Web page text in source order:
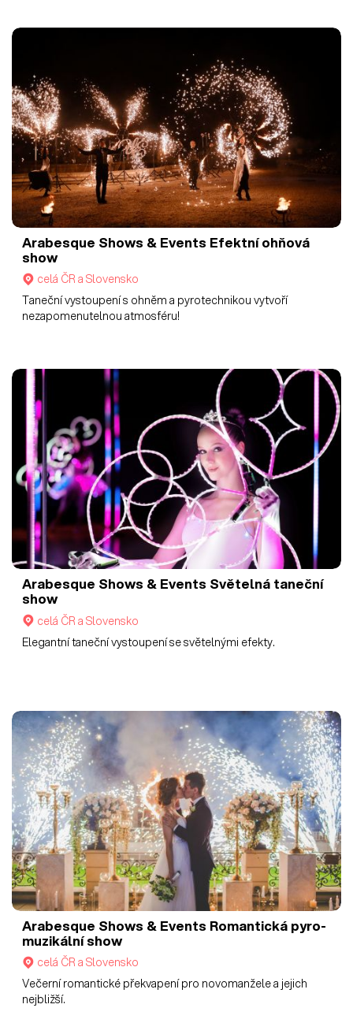
Arabesque Shows & Events Efektní ohňová
show
celá ČR a Slovensko
Taneční vystoupení s ohněm a pyrotechnikou vytvoří
nezapomenutelnou atmosféru!
Arabesque Shows & Events Světelná taneční
show
celá ČR a Slovensko
Elegantní taneční vystoupení se světelnými efekty.
Arabesque Shows & Events Romantická pyro-
muzikální show
celá ČR a Slovensko
Večerní romantické překvapení pro novomanžele a jejich
nejbližší.